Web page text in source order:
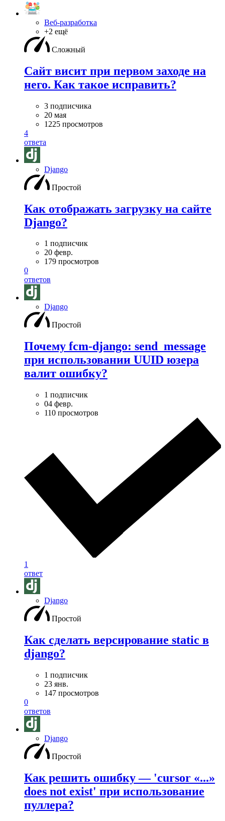
Веб-разработка
+2 ещё
Сложный
Сайт висит при первом заходе на
него. Как такое исправить?
3 подписчика
20 мая
1225 просмотров
4
ответа
Django
Простой
Как отображать загрузку на сайте
Django?
1 подписчик
20 февр.
179 просмотров
0
ответов
Django
Простой
Почему fcm-django: send_message
при использовании UUID юзера
валит ошибку?
1 подписчик
04 февр.
110 просмотров
1
ответ
Django
Простой
Как сделать версирование static в
django?
1 подписчик
23 янв.
147 просмотров
0
ответов
Django
Простой
Как решить ошибку — 'cursor «...»
does not exist' при использование
пуллера?